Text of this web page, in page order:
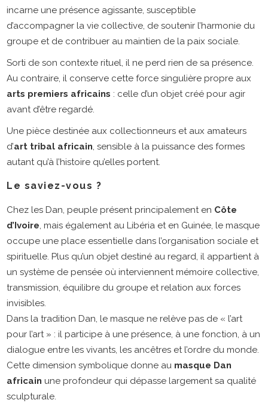
incarne une présence agissante, susceptible
d’accompagner la vie collective, de soutenir l’harmonie du
groupe et de contribuer au maintien de la paix sociale.
Sorti de son contexte rituel, il ne perd rien de sa présence.
Au contraire, il conserve cette force singulière propre aux
arts premiers africains : celle d’un objet créé pour agir
avant d’être regardé.
Une pièce destinée aux collectionneurs et aux amateurs
d’art tribal africain, sensible à la puissance des formes
autant qu’à l’histoire qu’elles portent.
Le saviez-vous ?
Chez les Dan, peuple présent principalement en Côte
d’Ivoire, mais également au Libéria et en Guinée, le masque
occupe une place essentielle dans l’organisation sociale et
spirituelle. Plus qu’un objet destiné au regard, il appartient à
un système de pensée où interviennent mémoire collective,
transmission, équilibre du groupe et relation aux forces
invisibles.
Dans la tradition Dan, le masque ne relève pas de « l’art
pour l’art » : il participe à une présence, à une fonction, à un
dialogue entre les vivants, les ancêtres et l’ordre du monde.
Cette dimension symbolique donne au masque Dan
africain une profondeur qui dépasse largement sa qualité
sculpturale.